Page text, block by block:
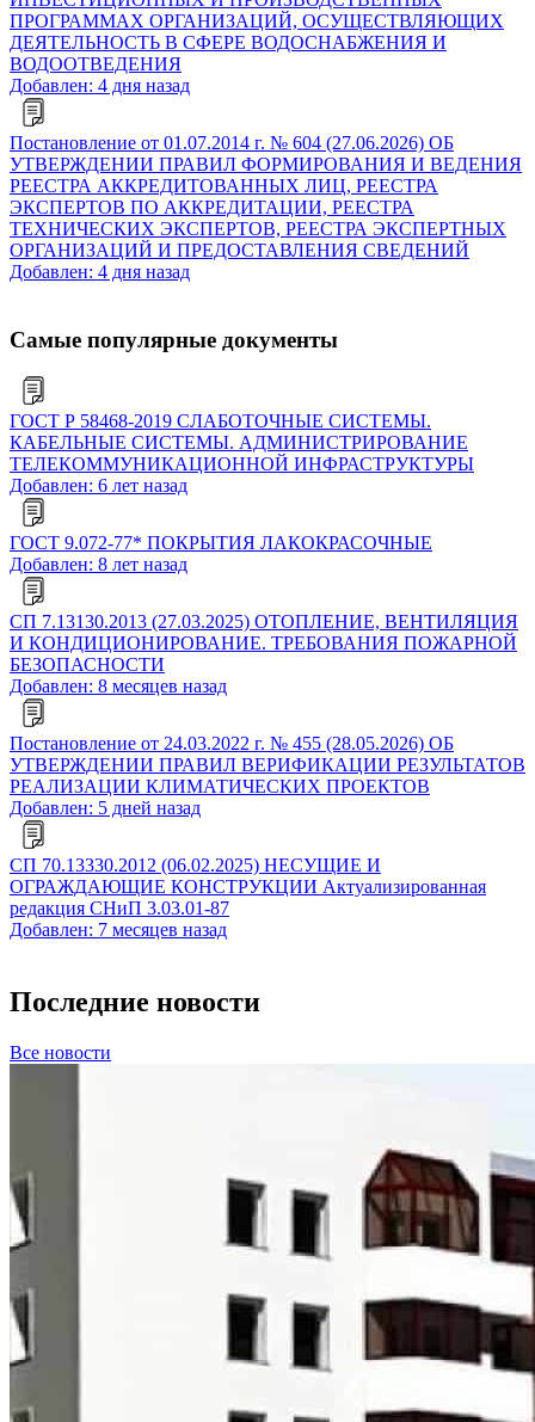
ПРОГРАММАХ ОРГАНИЗАЦИЙ, ОСУЩЕСТВЛЯЮЩИХ
ДЕЯТЕЛЬНОСТЬ В СФЕРЕ ВОДОСНАБЖЕНИЯ И
ВОДООТВЕДЕНИЯ
Добавлен: 4 дня назад
Постановление от 01.07.2014 г. № 604 (27.06.2026) ОБ
УТВЕРЖДЕНИИ ПРАВИЛ ФОРМИРОВАНИЯ И ВЕДЕНИЯ
РЕЕСТРА АККРЕДИТОВАННЫХ ЛИЦ, РЕЕСТРА
ЭКСПЕРТОВ ПО АККРЕДИТАЦИИ, РЕЕСТРА
ТЕХНИЧЕСКИХ ЭКСПЕРТОВ, РЕЕСТРА ЭКСПЕРТНЫХ
ОРГАНИЗАЦИЙ И ПРЕДОСТАВЛЕНИЯ СВЕДЕНИЙ
Добавлен: 4 дня назад
Самые популярные документы
ГОСТ Р 58468-2019 СЛАБОТОЧНЫЕ СИСТЕМЫ.
КАБЕЛЬНЫЕ СИСТЕМЫ. АДМИНИСТРИРОВАНИЕ
ТЕЛЕКОММУНИКАЦИОННОЙ ИНФРАСТРУКТУРЫ
Добавлен: 6 лет назад
ГОСТ 9.072-77* ПОКРЫТИЯ ЛАКОКРАСОЧНЫЕ
Добавлен: 8 лет назад
СП 7.13130.2013 (27.03.2025) ОТОПЛЕНИЕ, ВЕНТИЛЯЦИЯ
И КОНДИЦИОНИРОВАНИЕ. ТРЕБОВАНИЯ ПОЖАРНОЙ
БЕЗОПАСНОСТИ
Добавлен: 8 месяцев назад
Постановление от 24.03.2022 г. № 455 (28.05.2026) ОБ
УТВЕРЖДЕНИИ ПРАВИЛ ВЕРИФИКАЦИИ РЕЗУЛЬТАТОВ
РЕАЛИЗАЦИИ КЛИМАТИЧЕСКИХ ПРОЕКТОВ
Добавлен: 5 дней назад
СП 70.13330.2012 (06.02.2025) НЕСУЩИЕ И
ОГРАЖДАЮЩИЕ КОНСТРУКЦИИ Актуализированная
редакция СНиП 3.03.01-87
Добавлен: 7 месяцев назад
Последние новости
Все новости